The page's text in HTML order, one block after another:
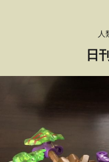
人
日